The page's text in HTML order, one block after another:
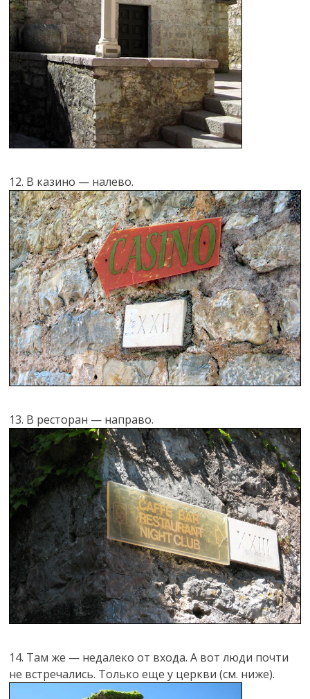
12. В казино — налево.
13. В ресторан — направо.
14. Там же — недалеко от входа. А вот люди почти
не встречались. Только еще у церкви (см. ниже).